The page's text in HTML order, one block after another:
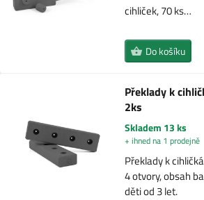
cihliček, 70 ks…
Do košíku
Překlady k
2ks
Skladem 13 ks
+ ihned na 1 prodejně
Překlady k
4 otvory, obsah
děti od 3 let.